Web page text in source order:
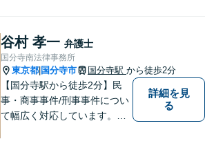
い！
谷村 孝一 弁護士
国分寺南法律事務所
東京都 国分寺市 国分寺駅 から徒歩2分
【国分寺駅から徒歩2分】民
事・商事事件/刑事事件につい
て幅広く対応しています。ま
詳細を見
る